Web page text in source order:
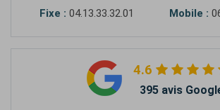
Fixe : 04.13.33.32.01 Mobile :
4.6
395 avis